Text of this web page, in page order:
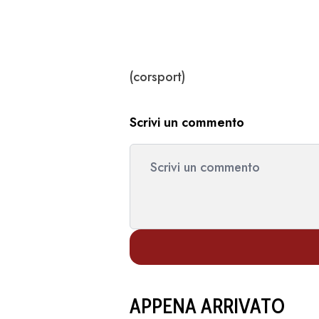
(corsport)
Scrivi un commento
APPENA ARRIVATO